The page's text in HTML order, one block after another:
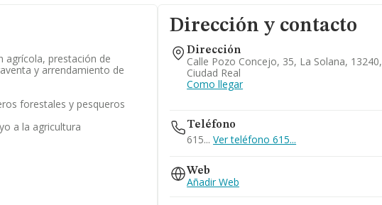
agrícola, prestación de
y arrendamiento de
forestales y pesqueros
a la agricultura
Dirección y contacto
Dirección
Calle Pozo Concejo, 35, La Solana, 13240,
Ciudad Real
Como llegar
Teléfono
615...Ver teléfono 615...
Web
Añadir Web